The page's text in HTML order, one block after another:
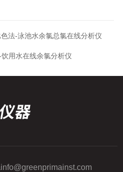
法-泳池水余氯总氯在线分析仪
用水在线余氯分析仪